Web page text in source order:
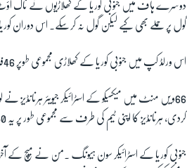
دوسرے ہاف میں جنوبی کوریا کے کھلاڑیوں نے ناک
گول پر حملے بھی کیے لیکن گول نہ کرسکے۔ اس دوران
اس ورلڈ کپ میں جنوبی کوریا کے کھلاڑی مجموعی طوپر 46فائول کرچکے ہیں جو اب تک کسی بھی ٹیم کے مقابلے میں سب سے زیادہ ہیں۔
66ویں منٹ میں میکسیکو کے اسٹرائیکر جیویئر ہرنانڈیز
کردی، ہرنانڈیز کا اپنی ٹیم کی طرف سے مجموعی طور پر یہ 50واں گول ہے۔وہ یہ کارنامہ
جنوبی کوریا کے اسٹرائیکر سون ہیونگ ۔من نے میچ کے